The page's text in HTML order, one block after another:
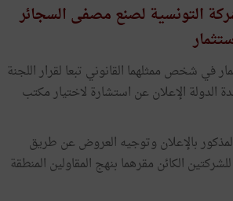
التونسية لصنع مصفى السجائر
في شخص ممثلهما القانوني تبعا لقرار اللجنة
الدولة الإعلان عن استشارة لاختيار مكتب
بالإعلان وتوجيه العروض عن طريق
الكائن مقرهما بنهج المقاولين المنطقة